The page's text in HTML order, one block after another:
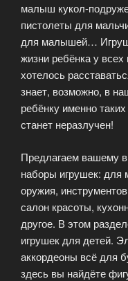
малыш кукол-
пистолеты для
для малышей…
жизни ребёнка у
хотелось
знает, возможно, в
ребёнку именно
станет неразлучен!
Предлагаем вашему
наборы игрушек: для
оружия,
салон красоты,
другое. В этом
игрушек для детей.
аккордеоны всё для
здесь вы найдёте